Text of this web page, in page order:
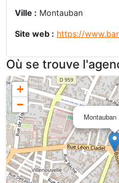
Ville : Montauban
Site web : https://
Où se trouve
Montauban
+
−